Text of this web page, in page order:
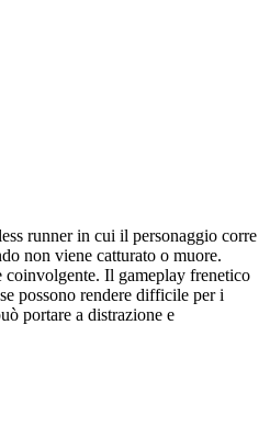
runner in cui il personaggio corre
non viene catturato o muore.
coinvolgente. Il gameplay frenetico
possono rendere difficile per i
portare a distrazione e